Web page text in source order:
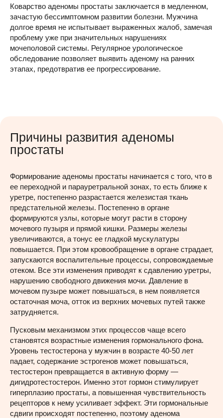
Коварство аденомы простаты заключается в медленном,
зачастую бессимптомном развитии болезни. Мужчина
долгое время не испытывает выраженных жалоб, замечая
проблему уже при значительных нарушениях
мочеполовой системы. Регулярное урологическое
обследование позволяет выявить аденому на ранних
этапах, предотвратив ее прогрессирование.
Причины развития аденомы
простаты
Формирование аденомы простаты начинается с того, что в
ее переходной и парауретральной зонах, то есть ближе к
уретре, постепенно разрастается железистая ткань
предстательной железы. Постепенно в органе
формируются узлы, которые могут расти в сторону
мочевого пузыря и прямой кишки. Размеры железы
увеличиваются, а тонус ее гладкой мускулатуры
повышается. При этом кровообращение в органе страдает,
запускаются воспалительные процессы, сопровождаемые
отеком. Все эти изменения приводят к сдавлению уретры,
нарушению свободного движения мочи. Давление в
мочевом пузыре может повышаться, в нем появляется
остаточная моча, отток из верхних мочевых путей также
затрудняется.
Пусковым механизмом этих процессов чаще всего
становятся возрастные изменения гормонального фона.
Уровень тестостерона у мужчин в возрасте 40-50 лет
падает, содержание эстрогенов может повышаться,
тестостерон превращается в активную форму —
дигидротестостерон. Именно этот гормон стимулирует
гиперплазию простаты, а повышенная чувствительность
рецепторов к нему усиливает эффект. Эти гормональные
сдвиги происходят постепенно, поэтому аденома